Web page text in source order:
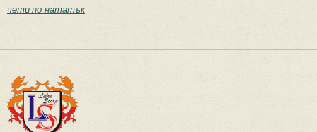
чети по-нататък